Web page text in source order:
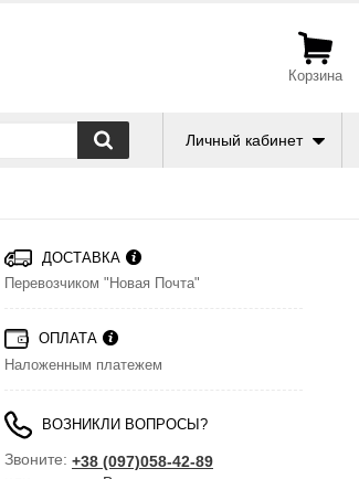
Корзина
Личный кабинет
ДОСТАВКА
Перевозчиком "Новая Почта"
ОПЛАТА
Наложенным платежем
ВОЗНИКЛИ ВОПРОСЫ?
Звоните: +38 (097)058-42-89